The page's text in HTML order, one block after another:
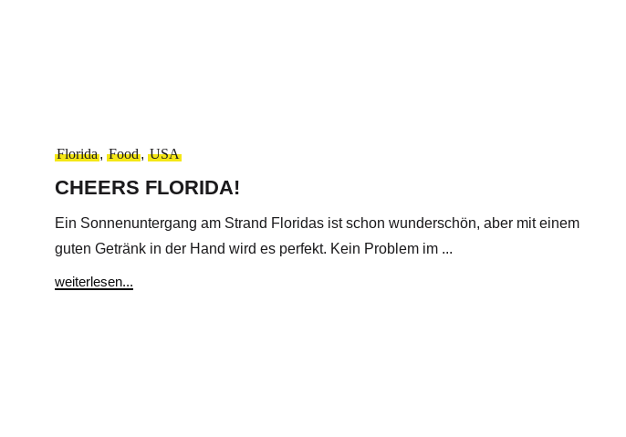
Florida, Food, USA
CHEERS FLORIDA!
Ein Sonnenuntergang am Strand Floridas ist schon wunderschön, aber mit einem
guten Getränk in der Hand wird es perfekt. Kein Problem im ...
weiterlesen...